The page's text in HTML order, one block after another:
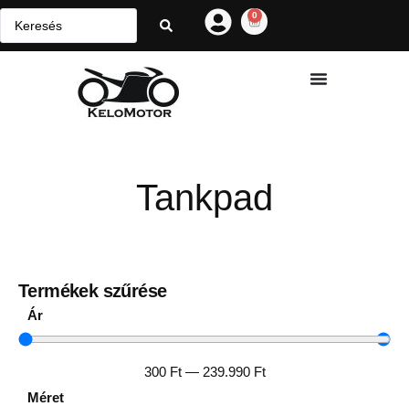
0
Tankpad
Termékek szűrése
Ár
300 Ft— 239.990 Ft
Méret